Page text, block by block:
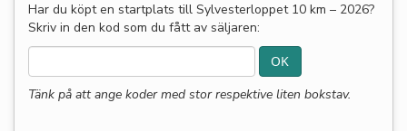
Har du köpt en startplats till Sylvesterloppet 10 km – 2026?
Skriv in den kod som du fått av säljaren:
Tänk på att ange koder med stor respektive liten bokstav.